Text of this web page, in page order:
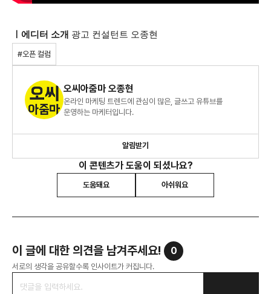
ㅣ에디터 소개 광고 컨설턴트 오종현
#오픈 컬럼
오씨아줌마 오종현
온라인 마케팅 트렌드에 관심이 많은, 글쓰고 유튜브를
운영하는 마케터입니다.
알림받기
이 콘텐츠가 도움이 되셨나요?
도움돼요 아쉬워요
이 글에 대한 의견을 남겨주세요! 0
서로의 생각을 공유할수록 인사이트가 커집니다.